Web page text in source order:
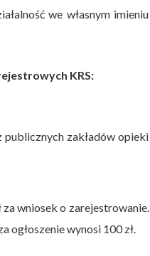
we własnym imieniu
KRS:
zakładów opieki
za wniosek o zarejestrowanie.
ogłoszenie wynosi 100 zł.